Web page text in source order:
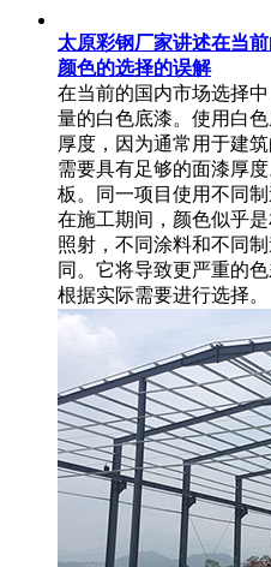
太原彩钢厂家讲述在当
颜色的选择的误解
在当前的国内市场选择
量的白色底漆。使用白
厚度，因为通常用于建
需要具有足够的面漆厚
板。同一项目使用不同
在施工期间，颜色似乎
照射，不同涂料和不同
同。它将导致更严重的
根据实际需要进行选择。